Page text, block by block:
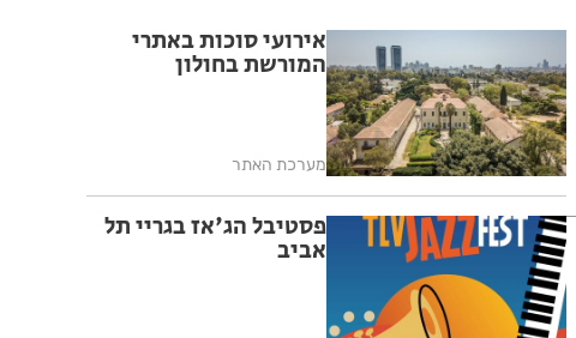
אירועי סוכות באתרי
המורשת בחולון
מערכת האתר
פסטיבל הג'אז בגריי תל
אביב